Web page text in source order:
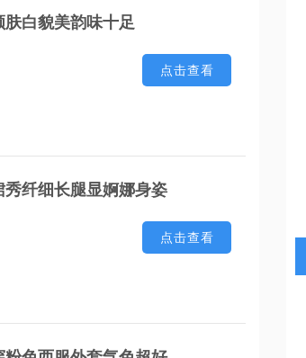
白貌美韵味十足
点击查看
纤细长腿显婀娜身姿
点击查看